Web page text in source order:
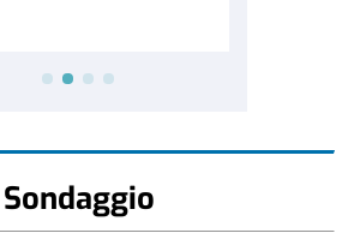
Sondaggio